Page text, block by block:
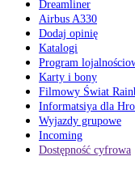
Dreamliner
Airbus A330
Dodaj opinię
Katalogi
Program
Karty i bony
Filmowy Świat
Informatsiya dla
Wyjazdy grupowe
Incoming
Dostępność cyfrowa